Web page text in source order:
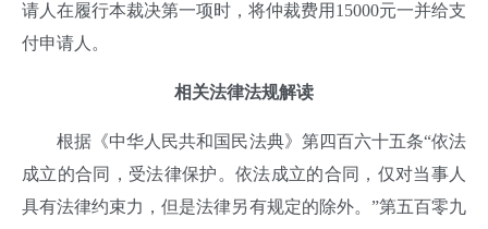
请人在履行本裁决第一项时，将仲裁费用15000元一并给支
付申请人 。
相关法律法规解读
根据《中华人民共和国民法典》第四百六十五条“依法
成立的合同，受法律保护。依法成立的合同，仅对当事人
具有法律约束力，但是法律另有规定的除外。”第五百零九